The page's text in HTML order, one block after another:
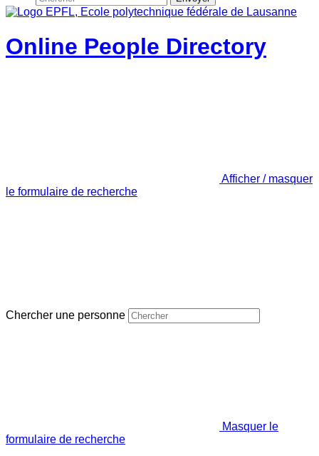
Online People Directory
Afficher / masquer
le formulaire de recherche
Chercher une personne
Masquer le
formulaire de recherche